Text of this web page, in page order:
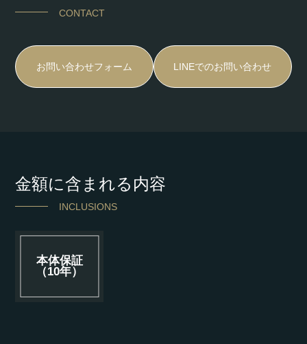
CONTACT
お問い合わせフォーム LINEでのお問い合わせ
金額に含まれる内容
INCLUSIONS
本体保証
（10年）